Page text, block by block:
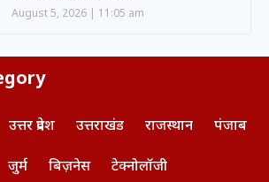
August 5, 2026 11:05 am
उत्तर प्रदेश उत्तराखंड राजस्थान पंजाब
जुर्म बिज़नेस टेक्नोलॉजी